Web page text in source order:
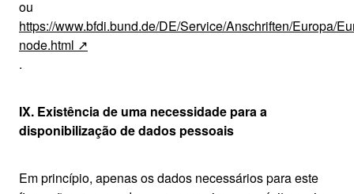
ou
https://www.bfdi.bund.de/DE/Service/Anschriften/Europa/
node.html
.
IX. Existência de uma necessidade para a
disponibilização de dados pessoais
Em princípio, apenas os dados necessários para este